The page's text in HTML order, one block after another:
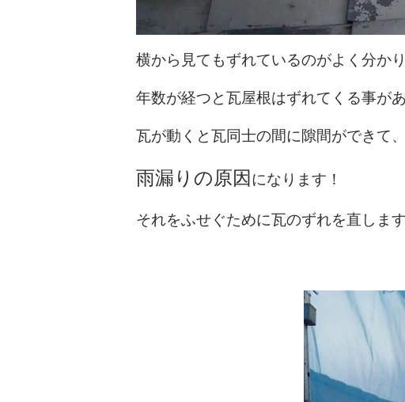
横から見てもずれているのがよく分かり
年数が経つと瓦屋根はずれてくる事があ
瓦が動くと瓦同士の間に隙間ができて
雨漏りの原因 になります！
それをふせぐために瓦のずれを直します